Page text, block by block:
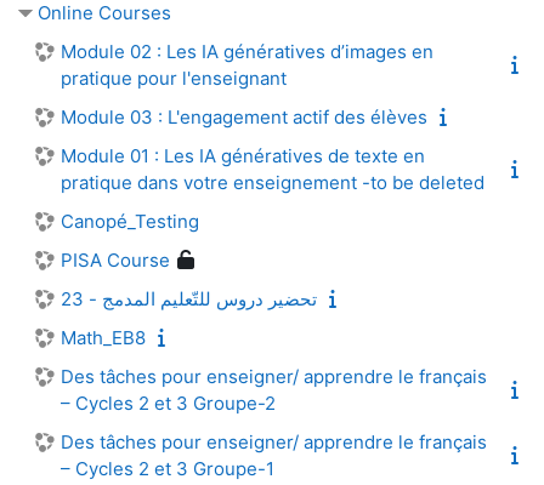
Online Courses
Module 02 : Les IA génératives d’images en
pratique pour l'enseignant
Module 03 : L'engagement actif des élèves
Module 01 : Les IA génératives de texte en
pratique dans votre enseignement -to be deleted
Canopé_Testing
PISA Course
تحضير دروس للتّعليم المدمج - 23
Math_EB8
Des tâches pour enseigner/ apprendre le français
– Cycles 2 et 3 Groupe-2
Des tâches pour enseigner/ apprendre le français
– Cycles 2 et 3 Groupe-1